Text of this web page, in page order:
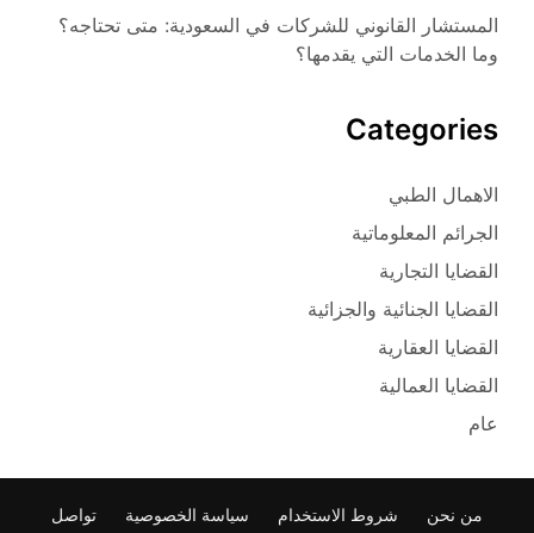
المستشار القانوني للشركات في السعودية: متى تحتاجه؟
وما الخدمات التي يقدمها؟
Categories
الاهمال الطبي
الجرائم المعلوماتية
القضايا التجارية
القضايا الجنائية والجزائية
القضايا العقارية
القضايا العمالية
عام
من نحن شروط الاستخدام سياسة الخصوصية
تواصل